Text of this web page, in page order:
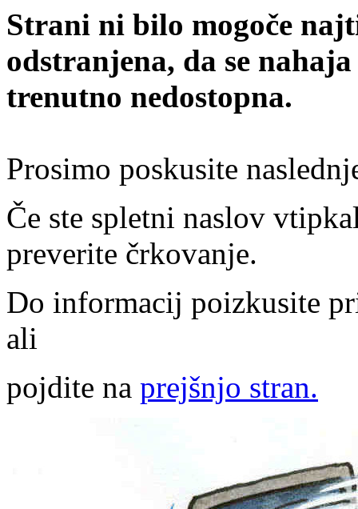
Strani ni bilo mogoče
odstranjena, da se
trenutno nedostopna.
Prosimo poskusite
Če ste spletni naslov
preverite črkovanje.
Do informacij poizkusite
ali
pojdite na prejšnjo stran.